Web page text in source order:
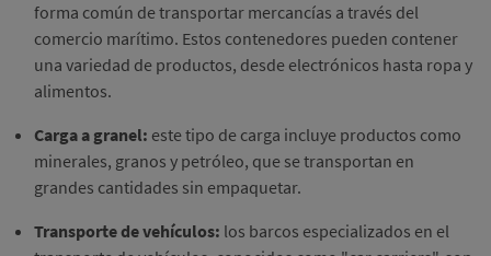
forma común de transportar mercancías a través del
comercio marítimo. Estos contenedores pueden contener
una variedad de productos, desde electrónicos hasta ropa y
alimentos.
Carga a granel: este tipo de carga incluye productos como
minerales, granos y petróleo, que se transportan en
grandes cantidades sin empaquetar.
Transporte de vehículos: los barcos especializados en el